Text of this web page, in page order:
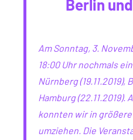
Berlin
Am Sonntag, 3.
18:00 Uhr nochmals
Nürnberg (19.11.2019),
Hamburg
konnten wir in
umziehen. Die